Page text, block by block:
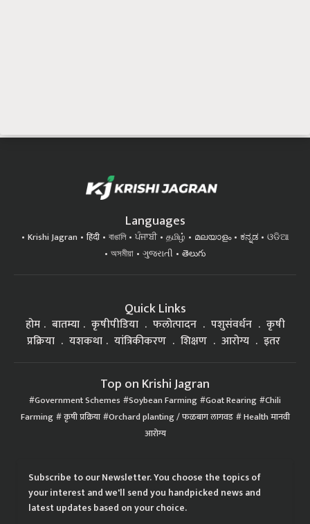
Languages
Krishi Jagran हिंदी বাঙালি ਪੰਜਾਬੀ தமிழ் മലയാളം ಕನ್ನಡ
ଓଡିଆ
অসমীয়া
ગુજરાતી తెలుగు
Quick Links
होम बातम्या कृषीपीडिया फलोत्पादन पशुसंवर्धन
कृषी
प्रक्रिया
यशकथा यांत्रिकीकरण शिक्षण आरोग्य इतर
Top on Krishi Jagran
Government Schemes Soybean Farming Goat Rearing Chili
Farming कृषी प्रक्रिया Orchard planting / फळबाग लागवड Health मानवी
आरोग्य
Subscribe to our Newsletter. You choose the topics of
your interest and we'll send you handpicked news and
latest updates based on your choice.